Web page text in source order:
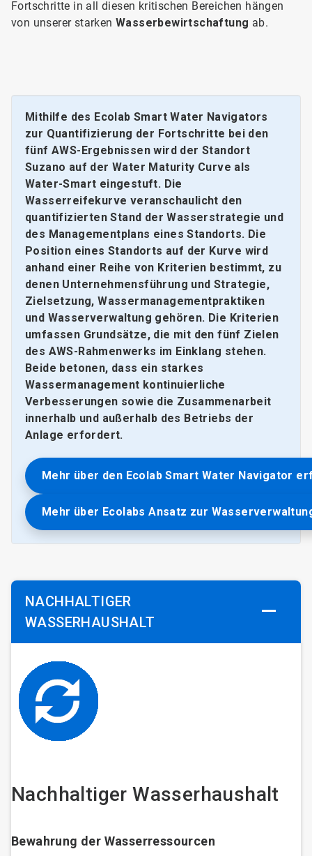
Fortschritte in all diesen kritischen Bereichen hängen
von unserer starken Wasserbewirtschaftung ab.
Mithilfe des Ecolab Smart Water Navigators
zur Quantifizierung der Fortschritte bei den
fünf AWS-Ergebnissen wird der Standort
Suzano auf der Water Maturity Curve als
Water-Smart eingestuft. Die
Wasserreifekurve veranschaulicht den
quantifizierten Stand der Wasserstrategie und
des Managementplans eines Standorts. Die
Position eines Standorts auf der Kurve wird
anhand einer Reihe von Kriterien bestimmt, zu
denen Unternehmensführung und Strategie,
Zielsetzung, Wassermanagementpraktiken
und Wasserverwaltung gehören. Die Kriterien
umfassen Grundsätze, die mit den fünf Zielen
des AWS-Rahmenwerks im Einklang stehen.
Beide betonen, dass ein starkes
Wassermanagement kontinuierliche
Verbesserungen sowie die Zusammenarbeit
innerhalb und außerhalb des Betriebs der
Anlage erfordert.
Mehr über den Ecolab Smart Water Navigator
Mehr über Ecolabs Ansatz zur
NACHHALTIGER
WASSERHAUSHALT
Nachhaltiger Wasserhaushalt
Bewahrung der Wasserressourcen